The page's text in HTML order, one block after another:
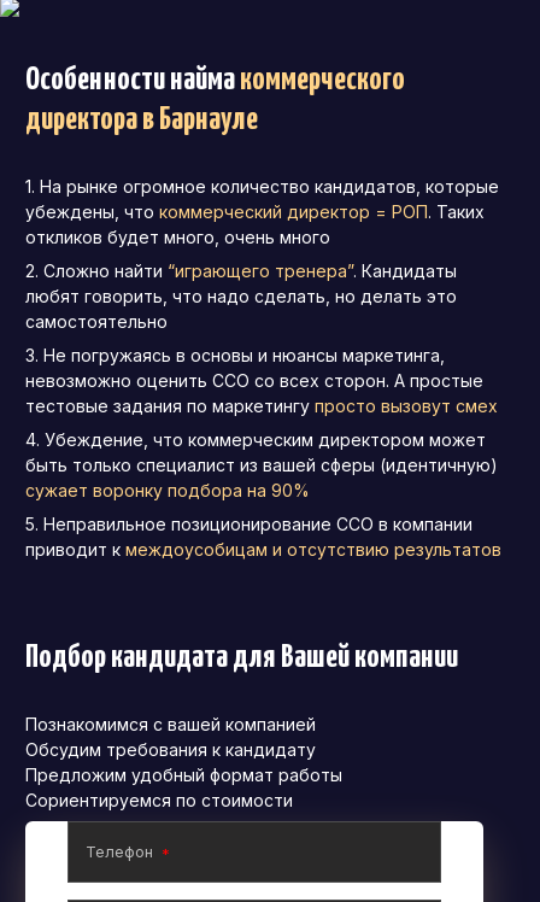
Особенности наймакоммерческого
директорав Барнауле
На рынке огромное количество кандидатов, которые
убеждены, что коммерческий директор = РОП. Таких
откликов будет много, очень много
Сложно найти “играющего тренера”. Кандидаты
любят говорить, что надо сделать, но делать это
самостоятельно
Не погружаясь в основы и нюансы маркетинга,
невозможно оценить CCO со всех сторон. А простые
тестовые задания по маркетингу просто вызовут смех
Убеждение, что коммерческим директором может
быть только специалист из вашей сферы (идентичную)
сужает воронку подбора на 90%
Неправильное позиционирование CCO в компании
приводит к междоусобицам и отсутствию результатов
Подбор кандидата для Вашей компании
Познакомимся с вашей компанией
Обсудим требования к кандидату
Предложим удобный формат работы
Сориентируемся по стоимости
Телефон